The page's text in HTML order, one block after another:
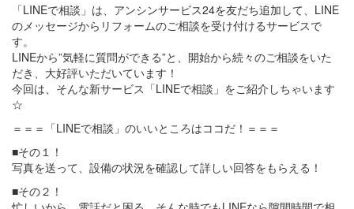
「LINEで相談」は、アンシンサービス24を友だち追加して、LINE
のメッセージからリフォームのご相談を受け付けるサービスで
す。
LINEから”気軽に質問ができる”と、開始から続々のご相談をいた
だき、大好評いただいています！
今回は、そんな新サービス「LINEで相談」をご紹介しちゃいます
☆
＝＝＝「LINEで相談」のいいところはココだ！＝＝＝
■その１！
写真を送って、設備の状況を確認して詳しい回答をもらえる！
■その２！